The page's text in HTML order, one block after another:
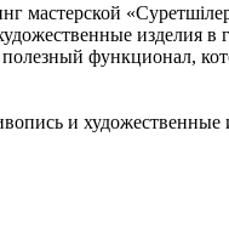
мастерской
изделия
функционал,
и художественные